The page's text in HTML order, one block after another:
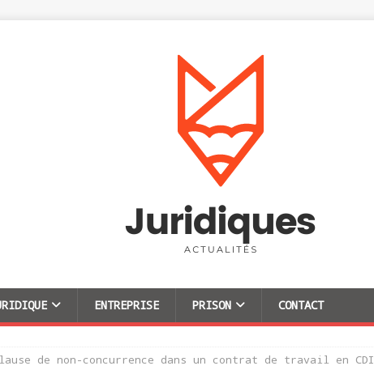
ENTREPRISE PRISON CONTACT
de non-concurrence dans un contrat de travail en CDI